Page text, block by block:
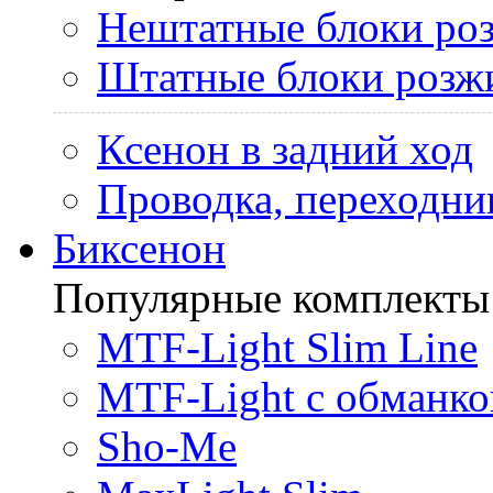
Нештатные блоки
Штатные блоки
Ксенон в задний ход
Проводка,
Биксенон
Популярные комплекты
MTF-Light Slim Line
MTF-Light с
Sho-Me